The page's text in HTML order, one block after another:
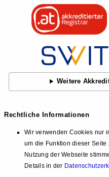
Weitere
Rechtliche Informationen
Wir verwenden Cookies nur
um die Funktion dieser
Nutzung der Webseite
Details in der